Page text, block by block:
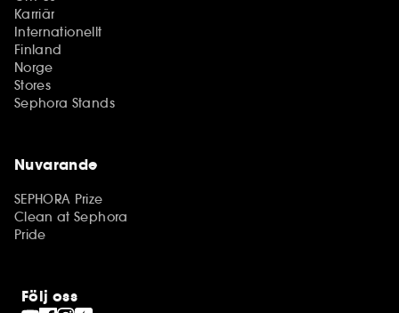
Karriär
Internationellt
Finland
Norge
Stores
Sephora Stands
Nuvarande
SEPHORA Prize
Clean at Sephora
Pride
Följ oss